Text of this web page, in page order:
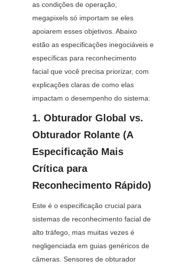
as condições de operação;
megapixels só importam se eles
apoiarem esses objetivos. Abaixo
estão as especificações inegociáveis e
específicas para reconhecimento
facial que você precisa priorizar, com
explicações claras de como elas
impactam o desempenho do sistema:
1. Obturador Global vs.
Obturador Rolante (A
Especificação Mais
Crítica para
Reconhecimento Rápido)
Este é o especificação crucial para
sistemas de reconhecimento facial de
alto tráfego, mas muitas vezes é
negligenciada em guias genéricos de
câmeras. Sensores de obturador